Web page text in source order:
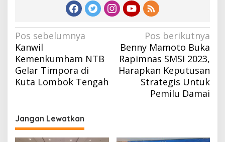
Navigasi
pos
Pos sebelumnya
Kanwil
Kemenkumham NTB
Gelar Timpora di
Kuta Lombok Tengah
Pos berikutnya
Benny Mamoto Buka
Rapimnas SMSI 2023,
Harapkan Keputusan
Strategis Untuk
Pemilu Damai
Jangan Lewatkan